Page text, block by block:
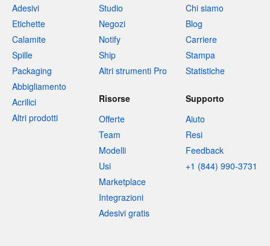
Adesivi
Etichette
Calamite
Spille
Packaging
Abbigliamento
Acrilici
Altri prodotti
Studio
Negozi
Notify
Ship
Altri strumenti Pro
Chi siamo
Blog
Carriere
Stampa
Statistiche
Risorse
Offerte
Team
Modelli
Usi
Marketplace
Integrazioni
Adesivi gratis
Supporto
Aiuto
Resi
Feedback
+1 (844) 990-3731